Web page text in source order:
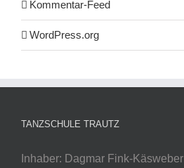
Kommentar-Feed
WordPress.org
TANZSCHULE TRAUTZ
Inhaber: Dagmar Fink-Käsweber